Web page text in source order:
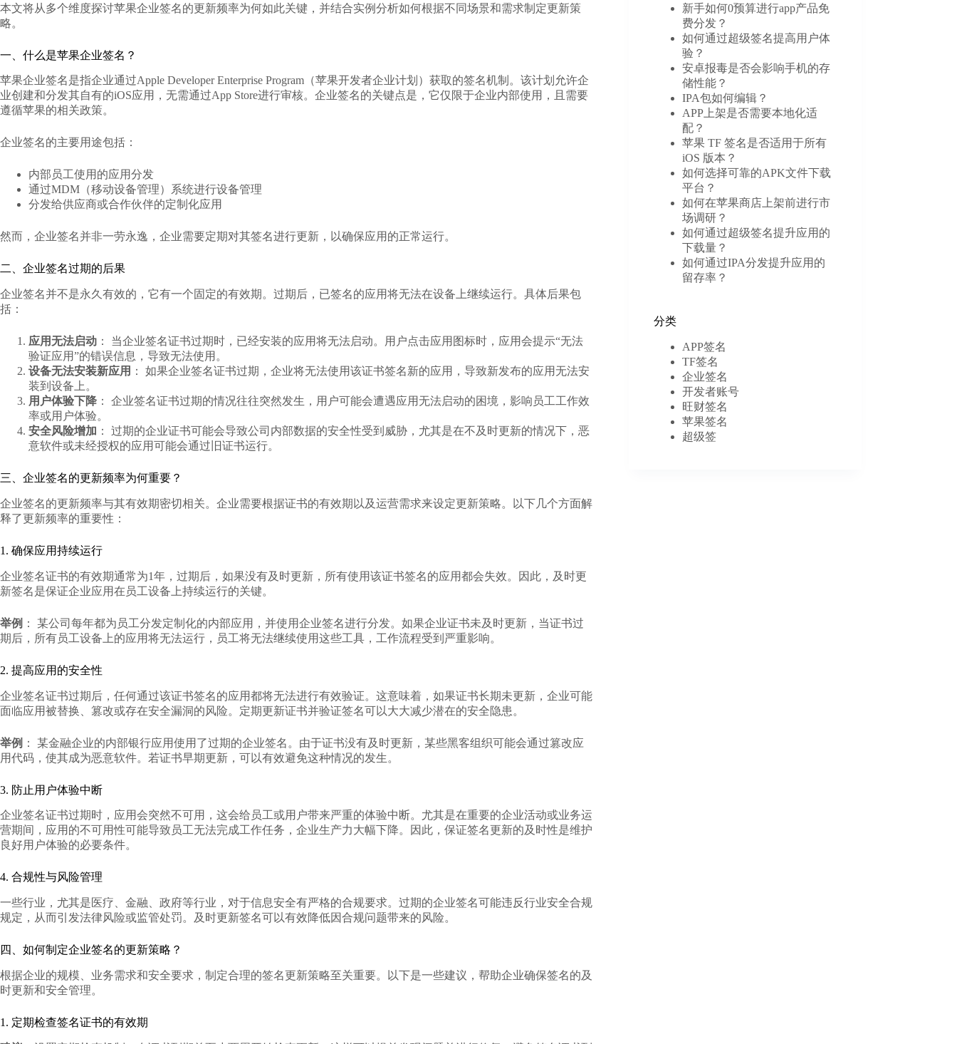
本文将从多个维度探讨苹果企业签名的更新频率为何如此关键，并结合实例分析如何根据不同场景和需求制定更新策
略。
一、什么是苹果企业签名？
苹果企业签名是指企业通过Apple Developer Enterprise Program（苹果开发者企业计划）获取的签名机制。该计划允许企
业创建和分发其自有的iOS应用，无需通过App Store进行审核。企业签名的关键点是，它仅限于企业内部使用，且需要
遵循苹果的相关政策。
企业签名的主要用途包括：
内部员工使用的应用分发
通过MDM（移动设备管理）系统进行设备管理
分发给供应商或合作伙伴的定制化应用
然而，企业签名并非一劳永逸，企业需要定期对其签名进行更新，以确保应用的正常运行。
二、企业签名过期的后果
企业签名并不是永久有效的，它有一个固定的有效期。过期后，已签名的应用将无法在设备上继续运行。具体后果包
括：
应用无法启动 ： 当企业签名证书过期时，已经安装的应用将无法启动。用户点击应用图标时，应用会提示“无法
验证应用”的错误信息，导致无法使用。
设备无法安装新应用 ： 如果企业签名证书过期，企业将无法使用该证书签名新的应用，导致新发布的应用无法安
装到设备上。
用户体验下降 ： 企业签名证书过期的情况往往突然发生，用户可能会遭遇应用无法启动的困境，影响员工工作效
率或用户体验。
安全风险增加 ： 过期的企业证书可能会导致公司内部数据的安全性受到威胁，尤其是在不及时更新的情况下，恶
意软件或未经授权的应用可能会通过旧证书运行。
三、企业签名的更新频率为何重要？
企业签名的更新频率与其有效期密切相关。企业需要根据证书的有效期以及运营需求来设定更新策略。以下几个方面解
释了更新频率的重要性：
1. 确保应用持续运行
企业签名证书的有效期通常为1年，过期后，如果没有及时更新，所有使用该证书签名的应用都会失效。因此，及时更
新签名是保证企业应用在员工设备上持续运行的关键。
举例 ： 某公司每年都为员工分发定制化的内部应用，并使用企业签名进行分发。如果企业证书未及时更新，当证书过
期后，所有员工设备上的应用将无法运行，员工将无法继续使用这些工具，工作流程受到严重影响。
2. 提高应用的安全性
企业签名证书过期后，任何通过该证书签名的应用都将无法进行有效验证。这意味着，如果证书长期未更新，企业可能
面临应用被替换、篡改或存在安全漏洞的风险。定期更新证书并验证签名可以大大减少潜在的安全隐患。
举例 ： 某金融企业的内部银行应用使用了过期的企业签名。由于证书没有及时更新，某些黑客组织可能会通过篡改应
用代码，使其成为恶意软件。若证书早期更新，可以有效避免这种情况的发生。
3. 防止用户体验中断
企业签名证书过期时，应用会突然不可用，这会给员工或用户带来严重的体验中断。尤其是在重要的企业活动或业务运
营期间，应用的不可用性可能导致员工无法完成工作任务，企业生产力大幅下降。因此，保证签名更新的及时性是维护
良好用户体验的必要条件。
4. 合规性与风险管理
一些行业，尤其是医疗、金融、政府等行业，对于信息安全有严格的合规要求。过期的企业签名可能违反行业安全合规
规定，从而引发法律风险或监管处罚。及时更新签名可以有效降低因合规问题带来的风险。
四、如何制定企业签名的更新策略？
根据企业的规模、业务需求和安全要求，制定合理的签名更新策略至关重要。以下是一些建议，帮助企业确保签名的及
时更新和安全管理。
1. 定期检查签名证书的有效期
新手如何0预算进行app产品免
费分发？
如何通过超级签名提高用户体
验？
安卓报毒是否会影响手机的存
储性能？
IPA包如何编辑？
APP上架是否需要本地化适
配？
苹果 TF 签名是否适用于所有
iOS 版本？
如何选择可靠的APK文件下载
平台？
如何在苹果商店上架前进行市
场调研？
如何通过超级签名提升应用的
下载量？
如何通过IPA分发提升应用的
留存率？
分类
APP签名
TF签名
企业签名
开发者账号
旺财签名
苹果签名
超级签